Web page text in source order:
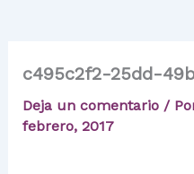
c495c2f2-25dd-
Deja un comentario /
febrero, 2017